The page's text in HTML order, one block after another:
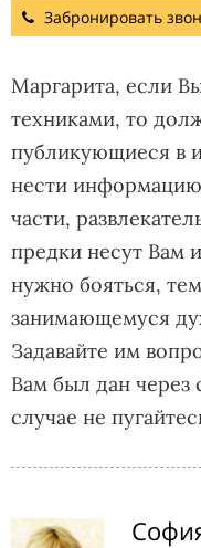
Забронировать
Маргарита, если
техниками, то
публикующиеся в
нести
части,
предки несут Вам
нужно бояться,
занимающемуся
Задавайте им
Вам был дан через
случае не